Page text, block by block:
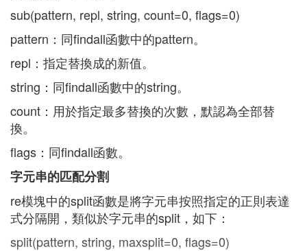
sub(pattern, repl, string, count=0, flags=0)
pattern：同findall函數中的pattern。
repl：指定替換成的新值。
string：同findall函數中的string。
count：用於指定最多替換的次數，默認為全部替
換。
flags：同findall函數。
字元串的匹配分割
re模塊中的split函數是將字元串按照指定的正則表達
式分隔開，類似於字元串的split，如下：
split(pattern, string, maxsplit=0, flags=0)